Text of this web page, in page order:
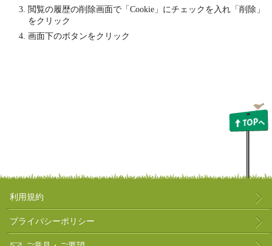
閲覧の履歴の削除画面で「Cookie」にチェックを入れ「削除」
をクリック
画面下のボタンをクリック
利用規約
プライバシーポリシー